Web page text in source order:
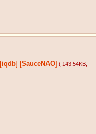
[iqdb] [SauceNAO] ( 143.54KB